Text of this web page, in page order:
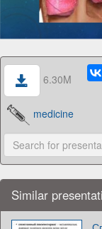
6.30M
medicine
Similar